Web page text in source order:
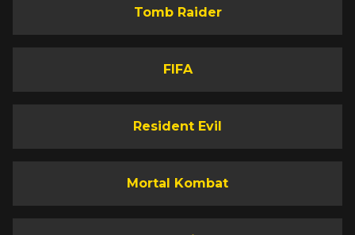
Tomb Raider
FIFA
Resident Evil
Mortal Kombat